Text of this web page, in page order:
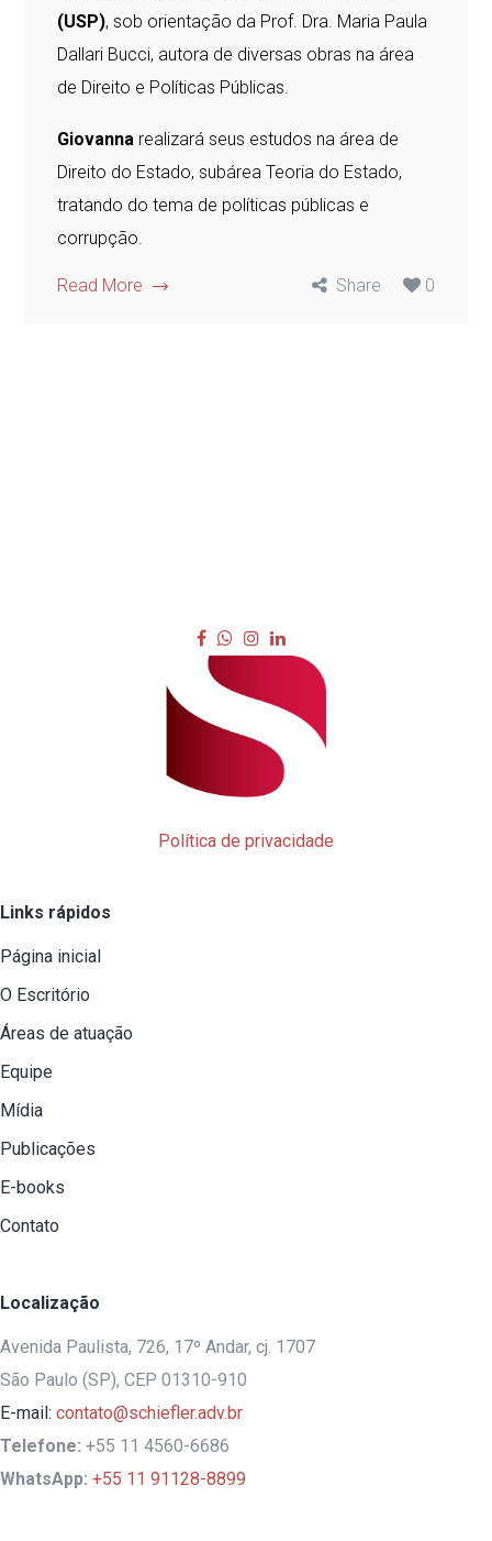
(USP), sob orientação da Prof. Dra. Maria Paula
Dallari Bucci, autora de diversas obras na área
de Direito e Políticas Públicas.
Giovanna realizará seus estudos na área de
Direito do Estado, subárea Teoria do Estado,
tratando do tema de políticas públicas e
corrupção.
Read More Share 0
Política de privacidade
Links rápidos
Página inicial
O Escritório
Áreas de atuação
Equipe
Mídia
Publicações
E-books
Contato
Localização
Avenida Paulista, 726, 17º Andar, cj. 1707
São Paulo (SP), CEP 01310-910
E-mail: contato@schiefler.adv.br
Telefone: +55 11 4560-6686
WhatsApp: +55 11 91128-8899